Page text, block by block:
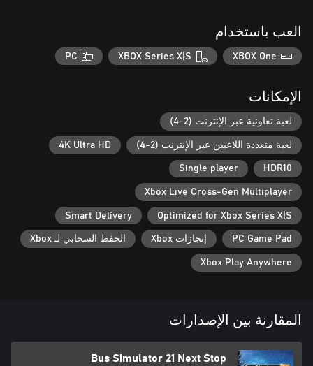
يأتي Next Stop بمحتوى اختياري مجاني قابل للتنزيل لتوسعة الخريطة
يضم العديد من المهمات الجديدة لكل ملاك اللعبة الأساسية - احصل
عليه الآن على Microsoft Store!
العب باستخدام
XBOX One
XBOX Series X|S
PC
الإمكانات
لعبة تعاونية عبر الإنترنت (2-4)
لعبة متعددة اللاعبين عبر الإنترنت (2-4) 4K Ultra HD
HDR10
Single player
Xbox Live Cross-Gen Multiplayer
Optimized for Xbox Series X|S
Smart Delivery
PC Game Pad إنجازات Xbox الحفظ السحابي لـ Xbox
Xbox Play Anywhere
المقارنة بين الإصدارات
Bus Simulator 21 Next Stop